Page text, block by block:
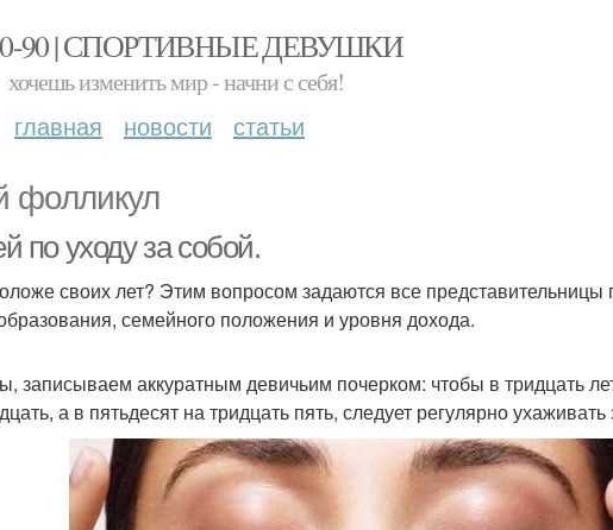
90 | СПОРТИВНЫЕ ДЕВУШКИ
хочешь изменить мир - начни с себя!
главная новости статьи
фолликул
по уходу за собой.
своих лет? Этим вопросом задаются все представительницы
семейного положения и уровня дохода.
аккуратным девичьим почерком: чтобы в тридцать
а в пятьдесят на тридцать пять, следует регулярно ухаживать